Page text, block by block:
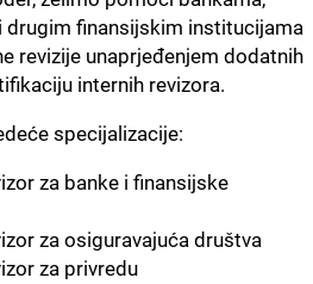
drugim finansijskim institucijama
revizije unaprjeđenjem dodatnih
internih revizora.
specijalizacije:
za banke i finansijske
za osiguravajuća društva
za privredu